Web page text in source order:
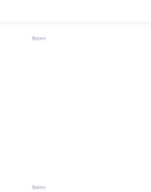
विज्ञापन
विज्ञापन